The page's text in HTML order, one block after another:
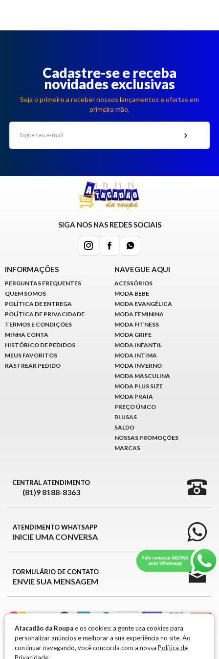
Cadastre-se e receba
novidades exclusivas
Seja o primeiro a receber nossos lançamentos e ofertas em
primeira mão.
SIGA NOS NAS REDES SOCIAIS
INFORMAÇÕES
PERGUNTAS FREQUENTES
QUEM SOMOS
POLÍTICA DE ENTREGA
POLÍTICA DE PRIVACIDADE
TERMOS E CONDIÇÕES
MINHA CONTA
HISTÓRICO DE PEDIDOS
MEUS FAVORITOS
RASTREAR PEDIDO
NAVEGUE AQUI
ACESSÓRIOS
MODA BEBÊ
MODA EVANGÉLICA
MODA FEMININA
MODA FITNESS
MODA GRIFE
MODA INFANTIL
MODA INTIMA
MODA INVERNO
MODA MASCULINA
MODA PLUS SIZE
MODA PRAIA
PREÇO ÚNICO
BLUSAS
SALDO
NOSSAS PROMOÇÕES
MARCAS
CENTRAL ATENDIMENTO
(81)9 8188-8363
ATENDIMENTO WHATSAPP
INICIE UMA CONVERSA
FORMULÁRIO DE CONTATO
ENVIE SUA MENSAGEM
ATACADÃO DA ROUPA © 2026
Atacadão da Roupae os cookies: a gente usa cookies para
personalizar anúncios e melhorar a sua experiência no site. Ao
continuar navegando, você concorda com a nossa Política de